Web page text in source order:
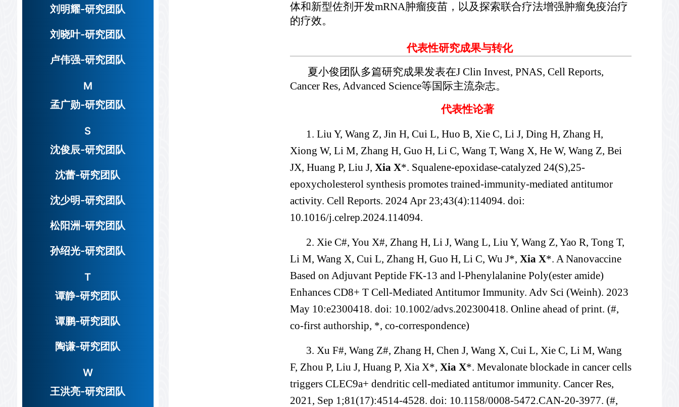
刘明耀-研究团队
刘晓叶-研究团队
卢伟强-研究团队
M
孟广勋-研究团队
S
沈俊辰-研究团队
沈蕾-研究团队
沈少明-研究团队
松阳洲-研究团队
孙绍光-研究团队
T
谭静-研究团队
谭鹏-研究团队
陶谦-研究团队
W
王洪亮-研究团队
体和新型佐剂开发mRNA肿瘤疫苗，以及探索联合疗法增强肿瘤免疫治疗
的疗效。
代表性研究成果与转化
夏小俊团队多篇研究成果发表在J Clin Invest, PNAS, Cell Reports,
Cancer Res, Advanced Science等国际主流杂志。
代表性论著
1. Liu Y, Wang Z, Jin H, Cui L, Huo B, Xie C, Li J, Ding H, Zhang H,
Xiong W, Li M, Zhang H, Guo H, Li C, Wang T, Wang X, He W, Wang Z, Bei
JX, Huang P, Liu J, Xia X*. Squalene-epoxidase-catalyzed 24(S),25-
epoxycholesterol synthesis promotes trained-immunity-mediated antitumor
activity. Cell Reports. 2024 Apr 23;43(4):114094. doi:
10.1016/j.celrep.2024.114094.
2. Xie C#, You X#, Zhang H, Li J, Wang L, Liu Y, Wang Z, Yao R, Tong T,
Li M, Wang X, Cui L, Zhang H, Guo H, Li C, Wu J*, Xia X*. A Nanovaccine
Based on Adjuvant Peptide FK-13 and l-Phenylalanine Poly(ester amide)
Enhances CD8+ T Cell-Mediated Antitumor Immunity. Adv Sci (Weinh). 2023
May 10:e2300418. doi: 10.1002/advs.202300418. Online ahead of print. (#,
co-first authorship, *, co-correspondence)
3. Xu F#, Wang Z#, Zhang H, Chen J, Wang X, Cui L, Xie C, Li M, Wang
F, Zhou P, Liu J, Huang P, Xia X*, Xia X*. Mevalonate blockade in cancer cells
triggers CLEC9a+ dendritic cell-mediated antitumor immunity. Cancer Res,
2021, Sep 1;81(17):4514-4528. doi: 10.1158/0008-5472.CAN-20-3977. (#,